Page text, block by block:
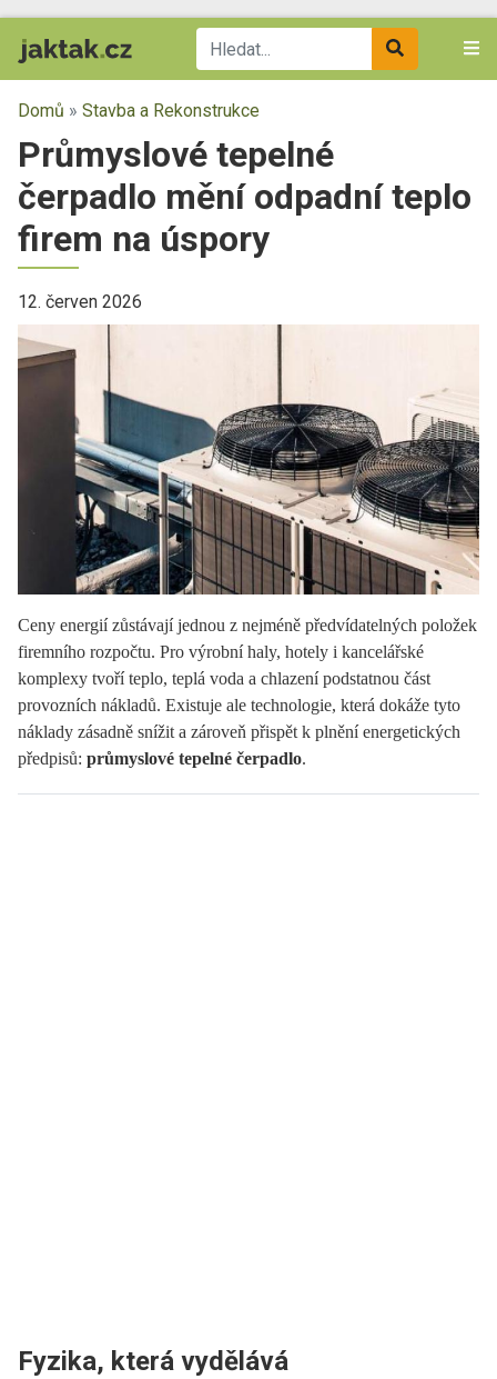
Domů » Stavba a Rekonstrukce
Průmyslové tepelné
čerpadlo mění odpadní teplo
firem na úspory
12. červen 2026
Ceny energií zůstávají jednou z nejméně předvídatelných položek
firemního rozpočtu. Pro výrobní haly, hotely i kancelářské
komplexy tvoří teplo, teplá voda a chlazení podstatnou část
provozních nákladů. Existuje ale technologie, která dokáže tyto
náklady zásadně snížit a zároveň přispět k plnění energetických
předpisů: průmyslové tepelné čerpadlo.
Fyzika, která vydělává